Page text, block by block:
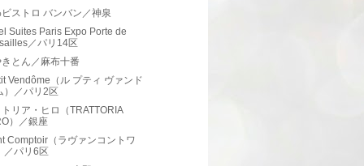
ストロ バンバン／神泉
Suites Paris Expo Porte de
／パリ14区
とん／麻布十番
Vendôme（ル プティ ヴァンド
）／パリ2区
リア・ヒロ（TRATTORIA
）／銀座
Comptoir（ラヴァンコントワ
／パリ6区